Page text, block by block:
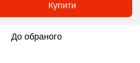
Купити
До обраного